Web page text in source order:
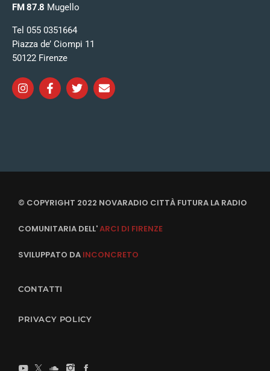
FM 87.8 Mugello
Tel 055 0351664
Piazza de’ Ciompi 11
50122 Firenze
© COPYRIGHT 2022 NOVARADIO CITTÀ FUTURA LA RADIO
COMUNITARIA DELL'ARCI DI FIRENZE
SVILUPPATO DA INCONCRETO
CONTATTI
PRIVACY POLICY